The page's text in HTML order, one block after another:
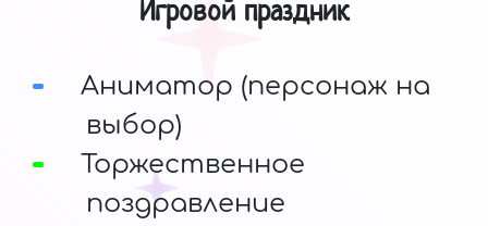
Игровой праздник
Аниматор (персонаж на
выбор)
Торжественное
поздравление